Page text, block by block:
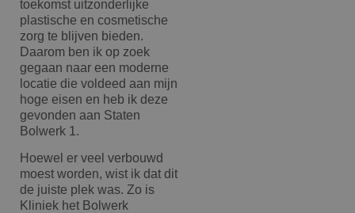
toekomst uitzonderlijke
plastische en cosmetische
zorg te blijven bieden.
Daarom ben ik op zoek
gegaan naar een moderne
locatie die voldeed aan mijn
hoge eisen en heb ik deze
gevonden aan Staten
Bolwerk 1.
Hoewel er veel verbouwd
moest worden, wist ik dat dit
de juiste plek was. Zo is
Kliniek het Bolwerk